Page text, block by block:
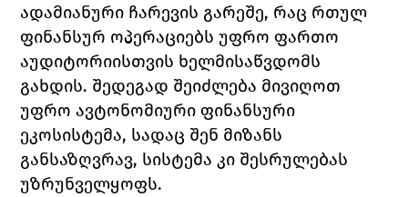
ადამიანური ჩარევის გარეშე, რაც რთულ
ფინანსურ ოპერაციებს უფრო ფართო
აუდიტორიისთვის ხელმისაწვდომს
გახდის. შედეგად შეიძლება მივიღოთ
უფრო ავტონომიური ფინანსური
ეკოსისტემა, სადაც შენ მიზანს
განსაზღვრავ, სისტემა კი შესრულებას
უზრუნველყოფს.